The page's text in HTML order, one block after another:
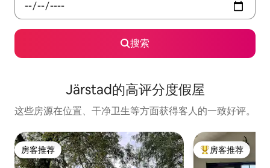
搜索
Järstad的高评分度假屋
这些房源在位置、干净卫生等方面获得客人的一致好评。
房客推荐
房客推荐 热门「房客推荐」
房客推荐